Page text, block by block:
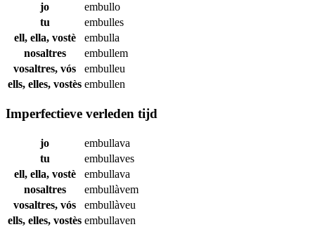
jo
embullo
tu
embulles
ell, ella, vostè
embulla
nosaltres
embullem
vosaltres, vós
embulleu
ells, elles, vostès embullen
Imperfectieve verleden tijd
jo
embullava
tu
embullaves
ell, ella, vostè
embullava
nosaltres
embullàvem
vosaltres, vós
embullàveu
ells, elles, vostès embullaven